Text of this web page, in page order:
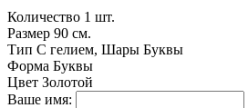
Количество 1 шт.
Размер 90 см.
Тип С гелием, Шары Буквы
Форма Буквы
Цвет Золотой
Ваше имя: